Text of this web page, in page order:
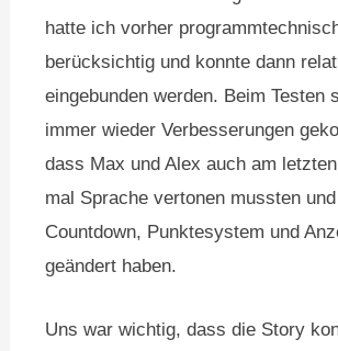
hatte ich vorher
berücksichtig und konnte dann
eingebunden werden. Beim Testen
immer wieder Verbesserungen
dass Max und Alex auch am
mal Sprache vertonen mussten
Countdown, Punktesystem und
geändert haben.
Uns war wichtig, dass die Story